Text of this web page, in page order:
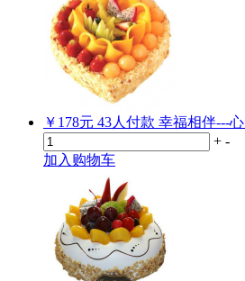
￥178元 43人付款 幸福相伴---
+ -
加入购物车